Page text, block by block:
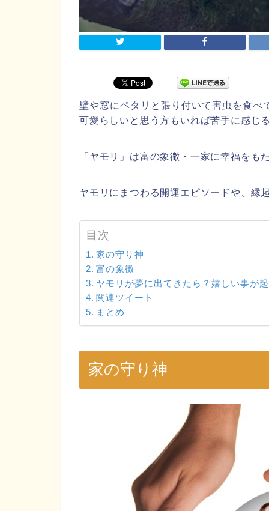
壁や窓にペタリと張り付いて害虫を食べ
可愛らしいと思う方もいれば苦手に感じ
「ヤモリ」は富の象徴・一家に幸福を
ヤモリにまつわる開運エピソードや、縁
目次
家の守り神
富の象徴
ヤモリが夢に出てきたら？嬉しい事が
関連ツイート
まとめ
家の守り神